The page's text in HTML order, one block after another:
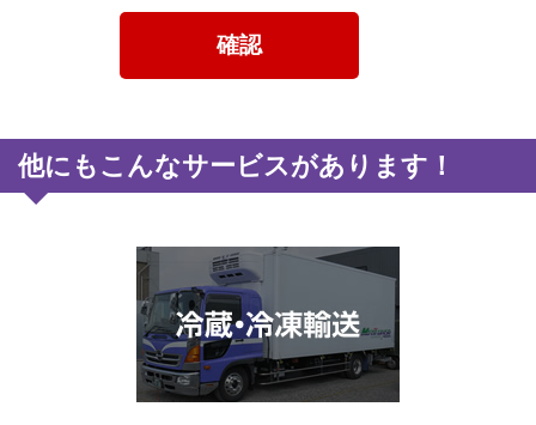
他にもこんなサービスがあります！